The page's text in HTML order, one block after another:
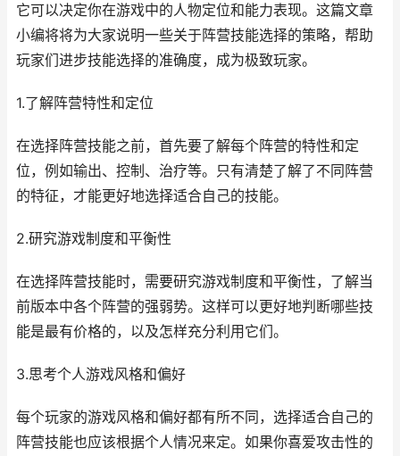
它可以决定你在游戏中的人物定位和能力表现。这篇文章
小编将将为大家说明一些关于阵营技能选择的策略，帮助
玩家们进步技能选择的准确度，成为极致玩家。
1.了解阵营特性和定位
在选择阵营技能之前，首先要了解每个阵营的特性和定
位，例如输出、控制、治疗等。只有清楚了解了不同阵营
的特征，才能更好地选择适合自己的技能。
2.研究游戏制度和平衡性
在选择阵营技能时，需要研究游戏制度和平衡性，了解当
前版本中各个阵营的强弱势。这样可以更好地判断哪些技
能是最有价格的，以及怎样充分利用它们。
3.思考个人游戏风格和偏好
每个玩家的游戏风格和偏好都有所不同，选择适合自己的
阵营技能也应该根据个人情况来定。如果你喜爱攻击性的